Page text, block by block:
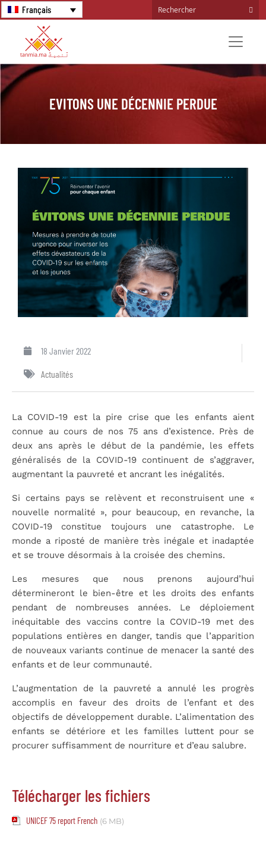
Français
EVITONS UNE DÉCENNIE PERDUE
18 Janvier 2022
Actualités
La COVID-19 est la pire crise que les enfants aient
connue au cours de nos 75 ans d’existence. Près de
deux ans après le début de la pandémie, les effets
généralisés de la COVID-19 continuent de s’aggraver,
augmentant la pauvreté et ancrant les inégalités.
Si certains pays se relèvent et reconstruisent une «
nouvelle normalité », pour beaucoup, en revanche, la
COVID-19 constitue toujours une catastrophe. Le
monde a riposté de manière très inégale et inadaptée
et se trouve désormais à la croisée des chemins.
Les mesures que nous prenons aujourd’hui
détermineront le bien-être et les droits des enfants
pendant de nombreuses années. Le déploiement
inéquitable des vaccins contre la COVID-19 met des
populations entières en danger, tandis que l’apparition
de nouveaux variants continue de menacer la santé des
enfants et de leur communauté.
L’augmentation de la pauvreté a annulé les progrès
accomplis en faveur des droits de l’enfant et des
objectifs de développement durable. L’alimentation des
enfants se détériore et les familles luttent pour se
procurer suffisamment de nourriture et d’eau salubre.
Télécharger les fichiers
UNICEF 75 report French (6 MB)